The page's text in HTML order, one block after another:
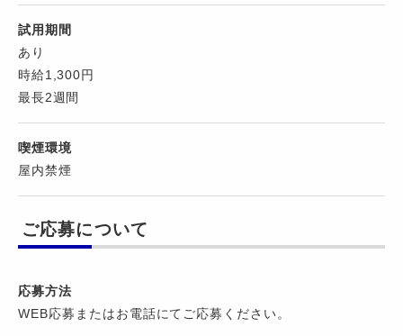
試用期間
あり
時給1,300円
最長2週間
喫煙環境
屋内禁煙
ご応募について
応募方法
WEB応募またはお電話にてご応募ください。